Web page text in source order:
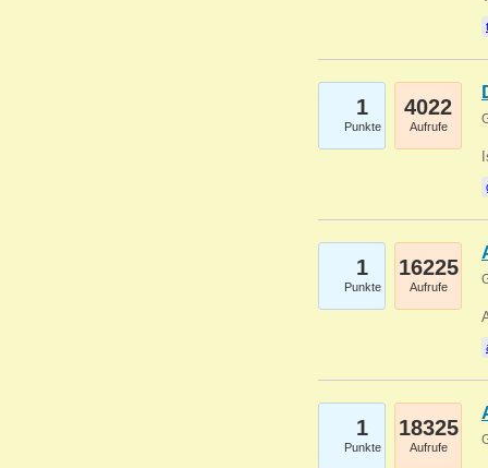
1
Punkte
4022
Aufrufe
1
Punkte
16225
Aufrufe
1
Punkte
18325
Aufrufe